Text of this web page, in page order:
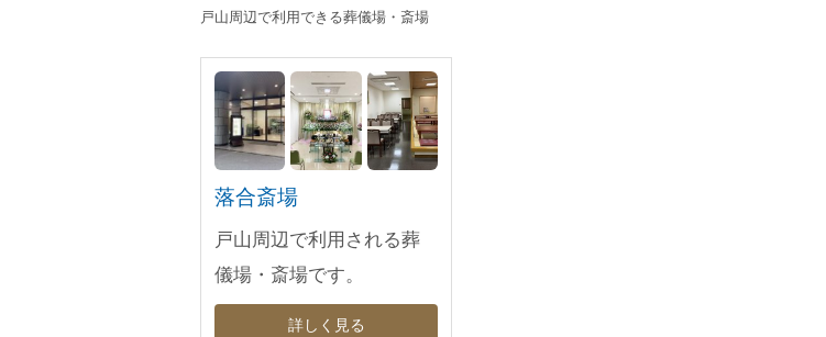
戸山周辺で利用できる葬儀場・斎場
落合斎場
戸山周辺で利用される葬
儀場・斎場です。
詳しく見る